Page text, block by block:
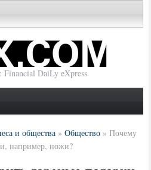
Financial DaiLy eXpress
и общества »Общество »Почему
например, ножи?